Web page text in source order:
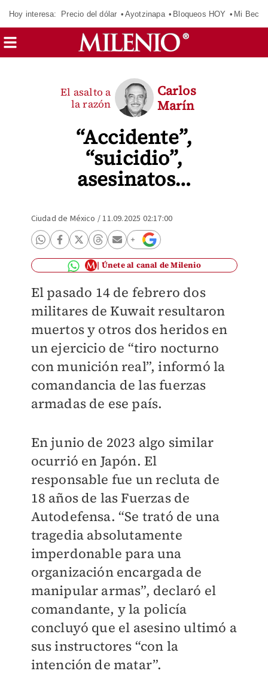
Hoy interesa: Precio del dólar Ayotzinapa Bloqueos HOY Mi Beca
“Accidente”,
“suicidio”,
asesinatos…
El asalto a
la razón
Carlos
Marín
Ciudad de México /11.09.2025 02:17:00
Únete al canal de Milenio
El pasado 14 de febrero dos
militares de Kuwait resultaron
muertos y otros dos heridos en
un ejercicio de “tiro nocturno
con munición real”, informó la
comandancia de las fuerzas
armadas de ese país.
En junio de 2023 algo similar
ocurrió en Japón. El
responsable fue un recluta de
18 años de las Fuerzas de
Autodefensa. “Se trató de una
tragedia absolutamente
imperdonable para una
organización encargada de
manipular armas”, declaró el
comandante, y la policía
concluyó que el asesino ultimó a
sus instructores “con la
intención de matar”.